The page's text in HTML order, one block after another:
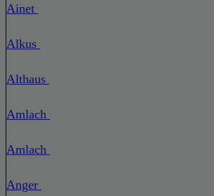
Ainet
Alkus
Althaus
Amlach
Amlach
Anger